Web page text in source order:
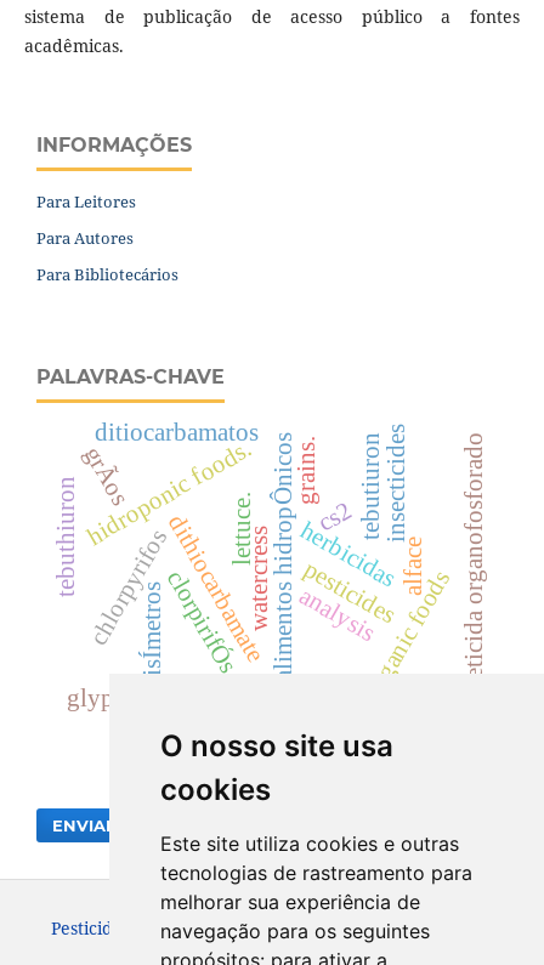
O nosso site usa
cookies
Este site utiliza cookies e outras
tecnologias de rastreamento para
melhorar sua experiência de
navegação para os seguintes
propósitos: para ativar a
sistema de publicação de acesso público a fontes
acadêmicas.
INFORMAÇÕES
Para Leitores
Para Autores
Para Bibliotecários
PALAVRAS-CHAVE
herbicidasalface
alimentos hidropÔnicos
watercress
dithiocarbamate organic foods
hidroponic foods. inseticida organofosforado
clorpirifÓs
cs2
chlorpyrifos lettuce.
ditiocarbamatos
glyphosate-residues
tebutiuron
lisÍmetros
tebuthiuron insecticides
pesticides
analysis
grÃos grains.
ENVIAR SUBMISSÃO
Pesticidas: Revista de Ecotoxicologia e Meio Ambiente.
ISSN:19839847